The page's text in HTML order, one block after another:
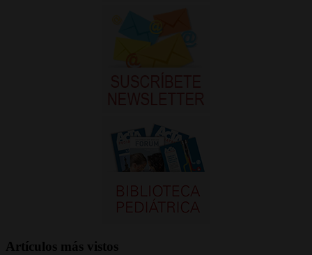
Artículos más vistos